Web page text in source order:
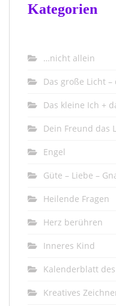
Kategorien
…nicht allein
Das große Licht –
Das kleine Ich +
Dein Freund das
Engel
Güte – Liebe –
Heilende Fragen
Herz berühren
Inneres Kind
Kalenderblatt
Kreatives